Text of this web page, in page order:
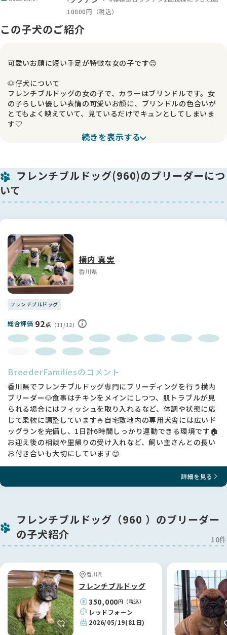
10000円（税込）
この子犬のご紹介
可愛いお顔に短い手足が特徴な女の子です😊
🐶仔犬について
フレンチブルドッグの女の子で、カラーはブリンドルです。女
の子らしい優しい表情の可愛いお顔に、ブリンドルの色合いが
とてもよく映えていて、見ているだけでキュンとしてしまいま
す♡
💪体つき・見た目の魅力
愛く、ちょこちょこ歩く姿はたまりません♡ 抱っこするとずっ
しりとした安心感があり、将来も体型の良さが期待できます。
🐾性格について
しいです✨
🌱現在の様子・これから
毎日元気に過ごしながら、しっかりと成長しています。可愛ら
しさとフレンチらしい体つきをあわせ持った、この子の成長を
ぜひ楽しみにしていただけたらと思います🥰
続きを表示する
フレンチブルドッグ(960)のブリーダーにつ
いて
横内 真実
香川県
フレンチブルドッグ
総合評価 92点 （11/12）
BreederFamiliesのコメント
香川県でフレンチブルドッグ専門にブリーディングを行う横内
ブリーダー🐶食事はチキンをメインにしつつ、肌トラブルが見
られる場合にはフィッシュを取り入れるなど、体調や状態に応
じて柔軟に調整しています🍚自宅敷地内の専用犬舎には広いド
ッグランを完備し、1日計6時間しっかり運動できる環境です🏠
お迎え後の相談や里帰りの受け入れなど、飼い主さんとの長い
お付き合いも大切にしています😊
詳細を見る
フレンチブルドッグ（960 ）のブリーダー
の子犬紹介
10件
香川県
フレンチブルドッグ
350,000円（税込）
レッドフォーン
2026/05/19(81日)